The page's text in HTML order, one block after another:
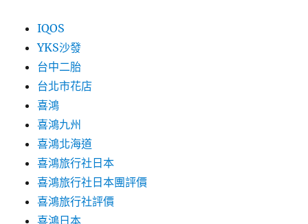
IQOS
YKS沙發
台中二胎
台北市花店
喜鴻
喜鴻九州
喜鴻北海道
喜鴻旅行社日本
喜鴻旅行社日本團評價
喜鴻旅行社評價
喜鴻日本